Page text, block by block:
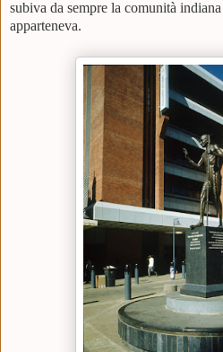
subiva da sempre la comunità
apparteneva.